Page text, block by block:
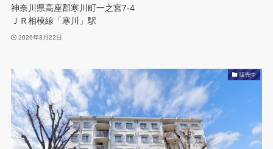
神奈川県高座郡寒川町一之宮7-4
ＪＲ相模線「寒川」駅
2026年3月22日
販売中